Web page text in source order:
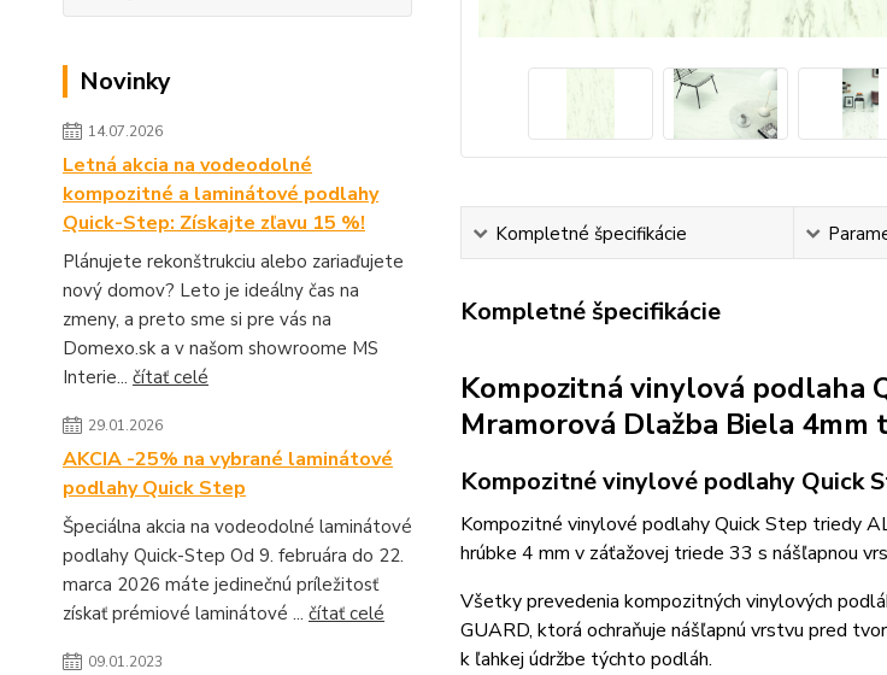
Novinky
14.07.2026
Letná akcia na vodeodolné
kompozitné a laminátové podlahy
Quick-Step: Získajte zľavu 15 %!
Plánujete rekonštrukciu alebo zariaďujete
nový domov? Leto je ideálny čas na
zmeny, a preto sme si pre vás na
Domexo.sk a v našom showroome MS
Interie... čítať celé
29.01.2026
AKCIA -25% na vybrané laminátové
podlahy Quick Step
Špeciálna akcia na vodeodolné laminátové
podlahy Quick-Step Od 9. februára do 22.
marca 2026 máte jedinečnú príležitosť
získať prémiové laminátové ... čítať celé
09.01.2023
Kompletné špecifikácie
Kompletné špecifikácie
Kompozitná vinylová podlaha
Mramorová Dlažba Biela
Kompozitné vinylové podlahy Quick
Kompozitné vinylové podlahy Quick Step triedy
hrúbke 4 mm v záťažovej triede 33 s nášľapnou
Všetky prevedenia kompozitných vinylových
GUARD, ktorá ochraňuje nášľapnú vrstvu pred
k ľahkej údržbe týchto podláh.